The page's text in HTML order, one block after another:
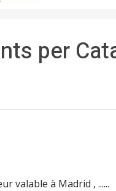
per
valable à Madrid , ......